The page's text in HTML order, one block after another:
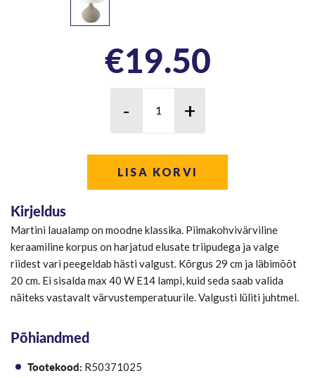
Kirjeldus
Martini laualamp on moodne klassika. Piimakohvivärviline
keraamiline korpus on harjatud elusate triipudega ja valge
riidest vari peegeldab hästi valgust. Kõrgus 29 cm ja läbimõõt
20 cm. Ei sisalda max 40 W E14 lampi, kuid seda saab valida
näiteks vastavalt värvustemperatuurile. Valgusti lüliti juhtmel.
Põhiandmed
Tootekood: R50371025
€19.50
LISA KORVI